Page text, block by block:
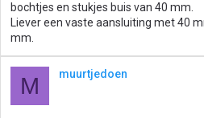
bochtjes en stukjes buis van 40 mm.
Liever een vaste aansluiting met 40
mm.
M muurtjedoen